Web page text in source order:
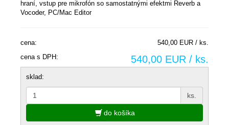
hraní, vstup pre mikrofón so samostatnými efektmi Reverb a
Vocoder, PC/Mac Editor
cena:
540,00 EUR / ks.
cena s DPH:
540,00 EUR / ks.
sklad:
ks.
do košíka